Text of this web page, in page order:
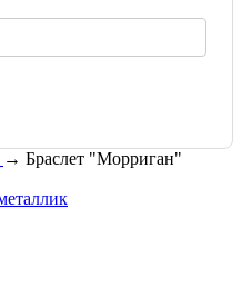
→ Браслет "Морриган"